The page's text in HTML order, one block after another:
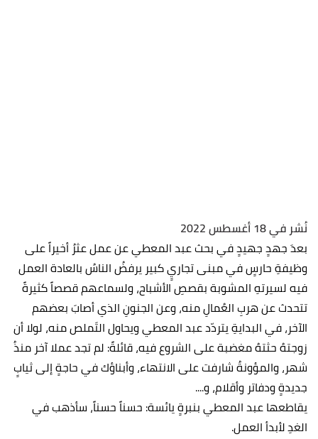
نُشر في 18 أغسطس 2022
بعدَ جهدٍ جهيدٍ في بحث عبد المعطي عن عمل عثرُ أخيراً على
وظيفةِ حارسٍ في مبنى تجاريٍ كبير يرفضُ الناسُ بالعادة العمل
فيه لسيرتهِ المشوبة بقصصِ الأشباح، ولسماعهم قصصاً كثيرةً
تتحدث عن هربِ العُمالِ منه، وعن الجنونِ الذي أصابَ بعضهم
الآخر، في البدايةِ يتردّد عبد المعطي ويحاول التَملص منه، لولا أن
زوجتهُ حثتهُ مغضبة على الشروع فيه، قائلةً: لم تجد عملا آخر منذُ
شهر، والمؤونةُ شارفت على الانتهاء، وأبناؤك في حاجةٍ إلى ثيابٍ
جديدةٍ ودفاتر وأقلام، و....
يقاطعها عبد المعطي بنبرةٍ يائسة: حسناً حسناً، سأذهب في
الغدِ لأبدأ العمل.